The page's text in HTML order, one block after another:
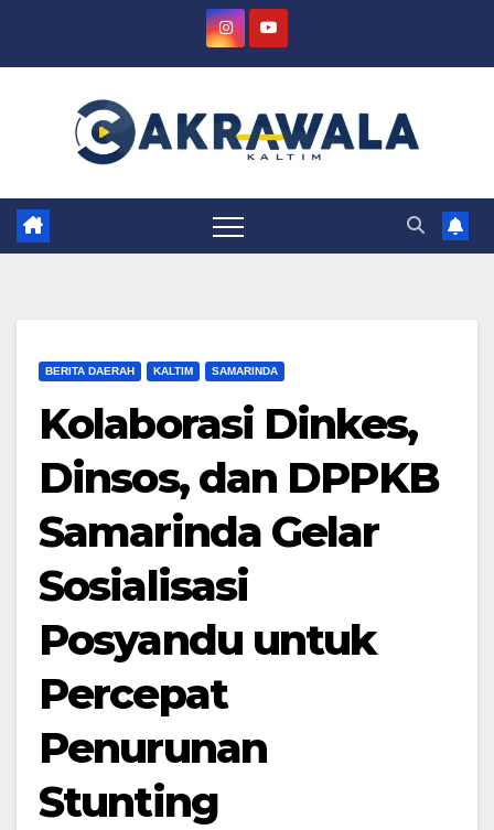
BERITA DAERAH KALTIM SAMARINDA
Kolaborasi Dinkes,
Dinsos, dan DPPKB
Samarinda Gelar
Sosialisasi
Posyandu untuk
Percepat
Penurunan
Stunting